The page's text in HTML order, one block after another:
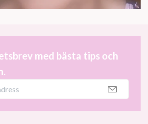
med bästa tips och